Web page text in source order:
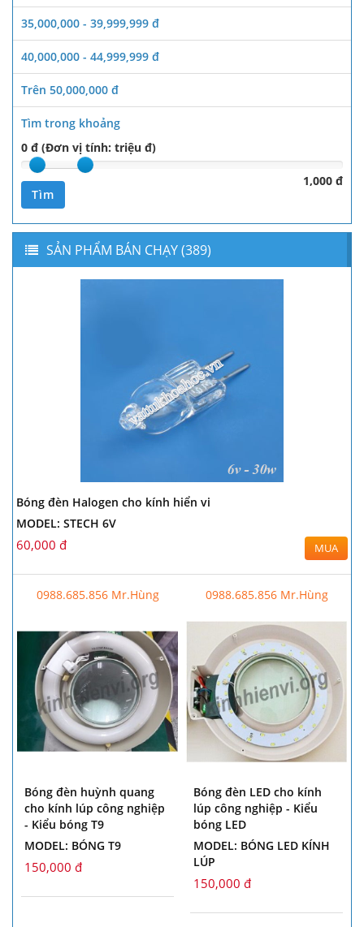
35,000,000 - 39,999,999 đ
40,000,000 - 44,999,999 đ
Trên 50,000,000 đ
Tìm trong khoảng
0 đ (Đơn vị tính: triệu đ)
1,000 đ
Tìm
SẢN PHẨM BÁN CHẠY (389)
Bóng đèn Halogen cho kính hiển vi
MODEL: STECH 6V
60,000 đ MUA
0988.685.856 Mr.Hùng
Bóng đèn huỳnh quang
cho kính lúp công nghiệp
- Kiểu bóng T9
MODEL: BÓNG T9
150,000 đ
0988.685.856 Mr.Hùng
Bóng đèn LED cho kính
lúp công nghiệp - Kiểu
bóng LED
MODEL: BÓNG LED KÍNH
LÚP
150,000 đ